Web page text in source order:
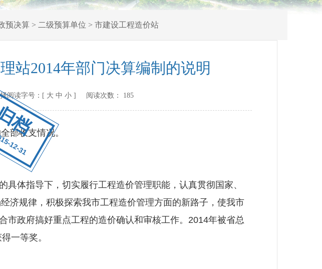
档
12-31
预决算> 二级预算单位 > 市建设工程造价站
站2014年部门决算编制的说明
读字号：[ 大 中 小 ] 阅读次数： 185
部收支情况。
体指导下，切实履行工程造价管理职能，认真贯彻国家、
济规律，积极探索我市工程造价管理方面的新路子，使我市
市政府搞好重点工程的造价确认和审核工作。2014年被省总
一等奖。